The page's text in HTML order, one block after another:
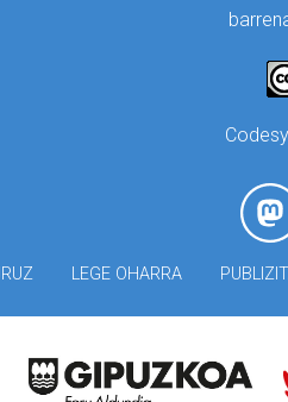
LEGE OHARRA